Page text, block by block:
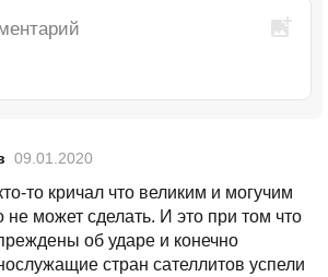
09.01.2020
то кричал что великим и могучим
может сделать. И это при том что
об ударе и конечно
стран сателлитов успели